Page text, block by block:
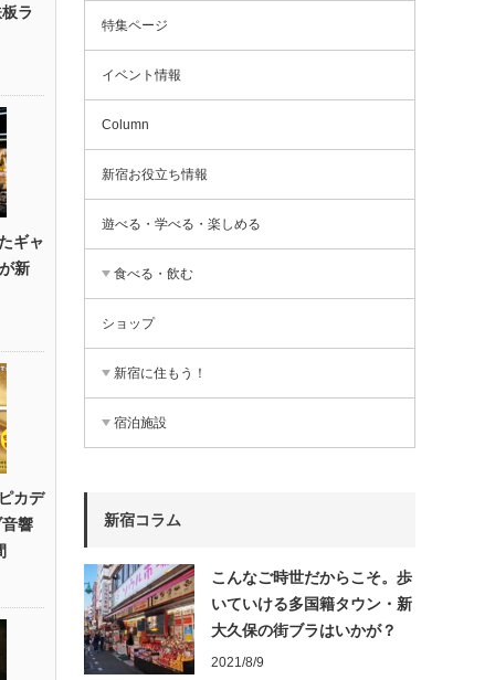
ラ
ギャ
新
カデ
響
特集ページ
イベント情報
Column
新宿お役立ち情報
遊べる・学べる・楽しめる
食べる・飲む
ショップ
新宿に住もう！
宿泊施設
新宿コラム
こんなご時世だからこそ。歩
いていける多国籍タウン・新
大久保の街ブラはいかが？
2021/8/9